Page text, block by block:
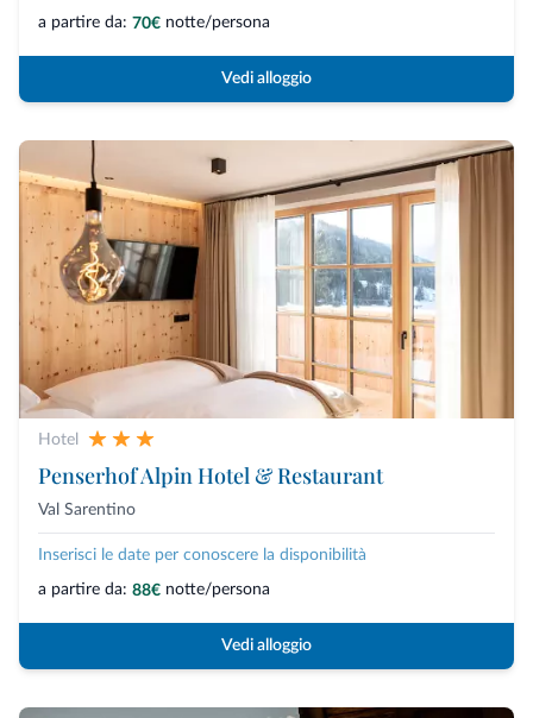
a partire da: 70€ notte/persona
Vedi alloggio
Hotel
Penserhof Alpin Hotel & Restaurant
Val Sarentino
Inserisci le date per conoscere la disponibilità
a partire da: 88€ notte/persona
Vedi alloggio